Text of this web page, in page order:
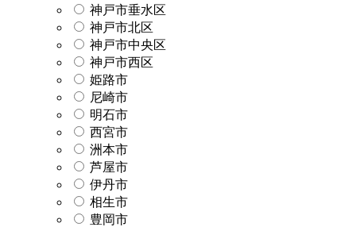
神戸市垂水区
神戸市北区
神戸市中央区
神戸市西区
姫路市
尼崎市
明石市
西宮市
洲本市
芦屋市
伊丹市
相生市
豊岡市